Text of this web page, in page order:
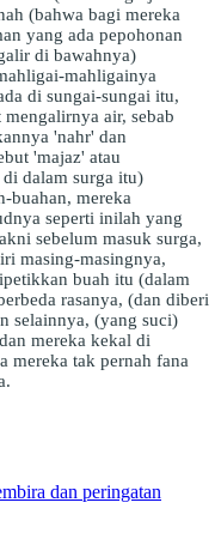
(bahwa bagi mereka
yang ada pepohonan
di bawahnya)
mahligainya
di sungai-sungai itu,
air, sebab
'nahr' dan
'majaz' atau
dalam surga itu)
buahan, mereka
seperti inilah yang
sebelum masuk surga,
masing-masingnya,
buah itu (dalam
rasanya, (dan diberi
selainnya, (yang suci)
mereka kekal di
mereka tak pernah fana
dan peringatan